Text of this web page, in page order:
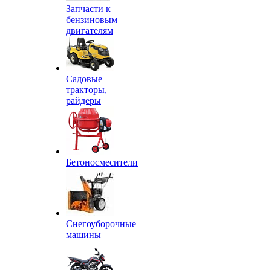
Запчасти к
бензиновым
двигателям
Садовые
тракторы,
райдеры
Бетоносмесители
Снегоуборочные
машины